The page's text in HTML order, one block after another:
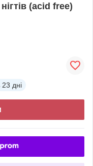
(acid free)
23 дні